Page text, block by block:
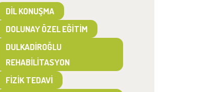
DIL KONUŞMA
DOLUNAY ÖZEL EĞITIM
DULKADIROĞLU
REHABILITASYON
FIZIK TEDAVI